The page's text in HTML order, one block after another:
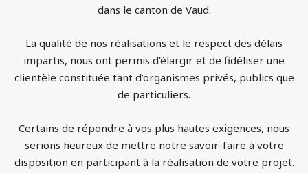
dans le canton de Vaud.
La qualité de nos réalisations et le respect des délais
impartis, nous ont permis d’élargir et de fidéliser une
clientèle constituée tant d’organismes privés, publics que
de particuliers.
Certains de répondre à vos plus hautes exigences, nous
serions heureux de mettre notre savoir-faire à votre
disposition en participant à la réalisation de votre projet.